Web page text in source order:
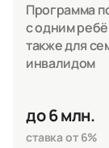
Программа
с одним
также для
инвалидом
до 6 млн.
ставка от 6%